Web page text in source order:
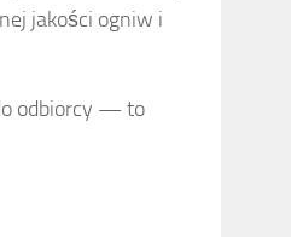
jakości ogniw i
odbiorcy — to